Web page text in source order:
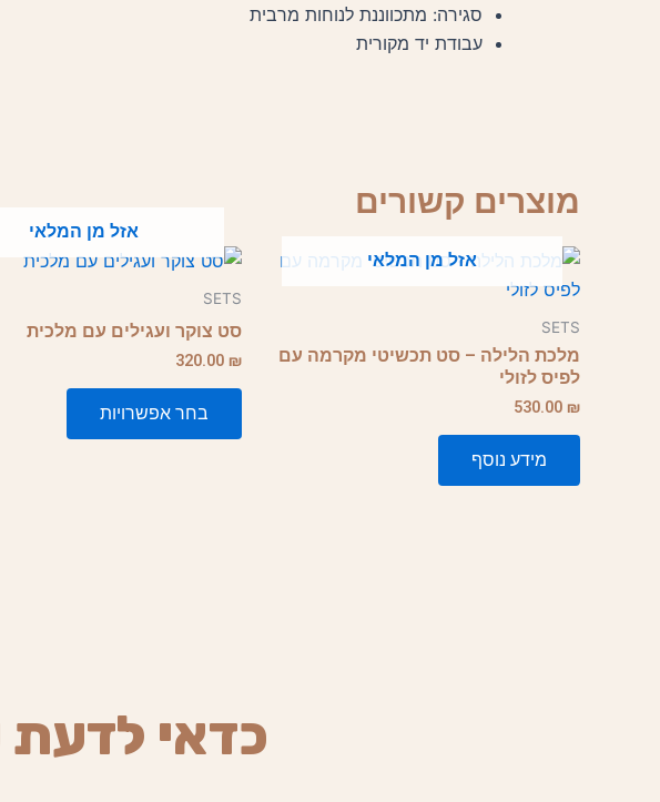
סגירה: מתכווננת לנוחות מרבית
עבודת יד מקורית
מוצרים קשורים
אזל מן המלאי
SETS
מלכת הלילה – סט תכשיטי מקרמה עם
לפיס לזולי
530.00 ₪
מידע נוסף
אזל מן המלאי
SETS
סט צוקר ועגילים עם מלכית
320.00 ₪
בחר אפשרויות
למוצר
זה
לבחור
כדאי